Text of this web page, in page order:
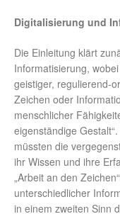
Digitalisierung und
Die Einleitung klärt
Informatisierung,
geistiger, regulierend-
Zeichen oder
menschlicher
eigenständige
müssten die
ihr Wissen und ihre
„Arbeit an den
unterschiedlicher
in einem zweiten Sinn